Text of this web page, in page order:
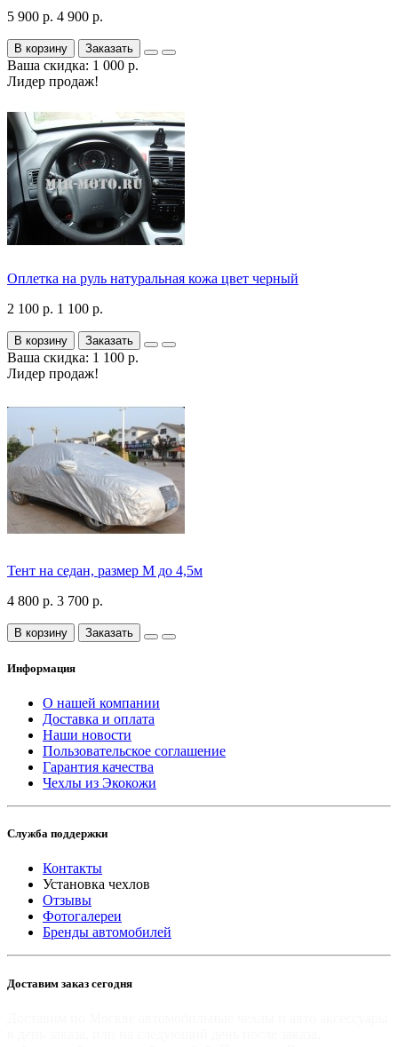
5 900 р. 4 900 р.
В корзину Заказать
Ваша скидка: 1 000 р.
Лидер продаж!
Оплетка на руль натуральная кожа цвет черный
2 100 р. 1 100 р.
В корзину Заказать
Ваша скидка: 1 100 р.
Лидер продаж!
Тент на седан, размер М до 4,5м
4 800 р. 3 700 р.
В корзину Заказать
Информация
О нашей компании
Доставка и оплата
Наши новости
Пользовательское соглашение
Гарантия качества
Чехлы из Экокожи
Служба поддержки
Контакты
Установка чехлов
Отзывы
Фотогалереи
Бренды автомобилей
Доставим заказ сегодня